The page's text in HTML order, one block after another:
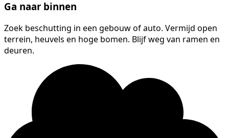
Ga naar binnen
Zoek beschutting in een gebouw of auto. Vermijd open
terrein, heuvels en hoge bomen. Blijf weg van ramen en
deuren.